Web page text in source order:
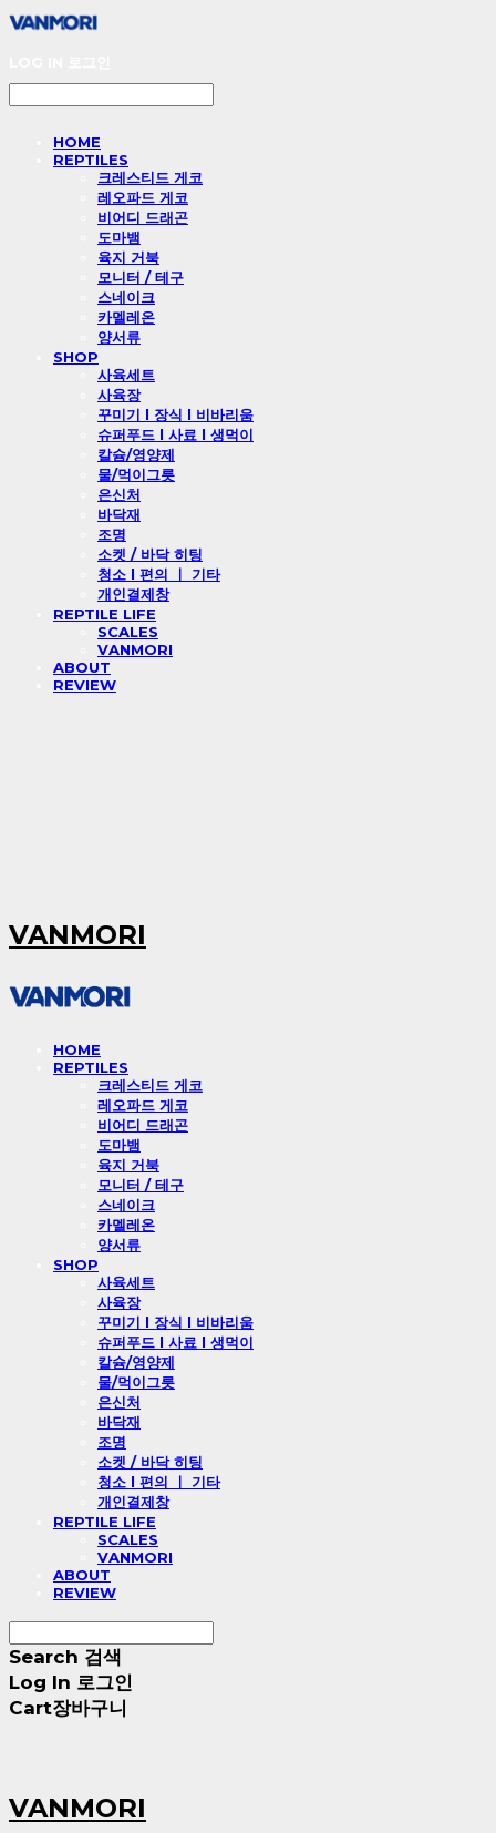
HOME
REPTILES
크레스티드 게코
레오파드 게코
비어디 드래곤
도마뱀
육지 거북
모니터 / 테구
스네이크
카멜레온
양서류
SHOP
사육세트
사육장
꾸미기 l 장식 l 비바리움
슈퍼푸드 l 사료 l 생먹이
칼슘/영양제
물/먹이그릇
은신처
바닥재
조명
소켓 / 바닥 히팅
청소 l 편의 ㅣ 기타
개인결제창
REPTILE LIFE
SCALES
VANMORI
ABOUT
REVIEW
VANMORI
HOME
REPTILES
크레스티드 게코
레오파드 게코
비어디 드래곤
도마뱀
육지 거북
모니터 / 테구
스네이크
카멜레온
양서류
SHOP
사육세트
사육장
꾸미기 l 장식 l 비바리움
슈퍼푸드 l 사료 l 생먹이
칼슘/영양제
물/먹이그릇
은신처
바닥재
조명
소켓 / 바닥 히팅
청소 l 편의 ㅣ 기타
개인결제창
REPTILE LIFE
SCALES
VANMORI
ABOUT
REVIEW
Search 검색
Log In 로그인
Cart장바구니
VANMORI